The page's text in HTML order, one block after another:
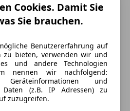
4 (Grün)
Strom
0 g/km (komb.)
429 km
Cookies. Damit Sie
Sie brauchen.
Benutzererfahrung auf
zu bieten, verwenden wir und
und andere Technologien
nennen wir nachfolgend:
und
Daten (z.B. IP Adressen) zu
zuzugreifen.